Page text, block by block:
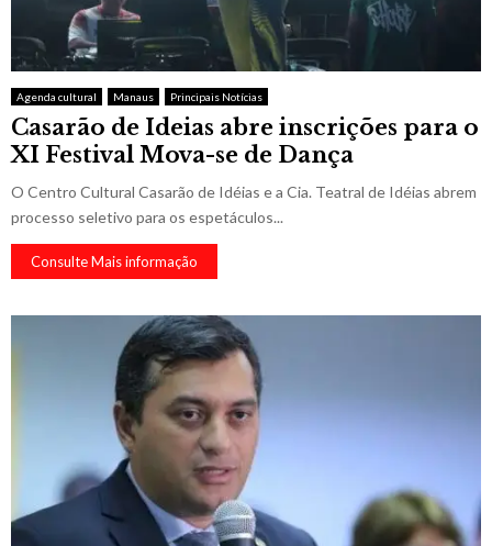
Agenda cultural Manaus Principais Notícias
Casarão de Ideias abre inscrições para o
XI Festival Mova-se de Dança
O Centro Cultural Casarão de Idéias e a Cia. Teatral de Idéias abrem
processo seletivo para os espetáculos...
Consulte Mais informação